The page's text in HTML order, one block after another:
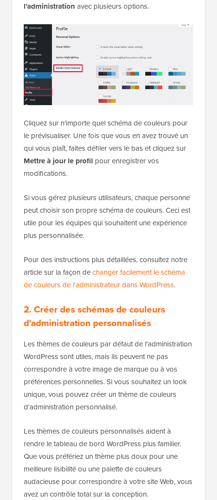
l'administration avec plusieurs options.
Cliquez sur n'importe quel schéma de couleurs pour
le prévisualiser. Une fois que vous en avez trouvé un
qui vous plaît, faites défiler vers le bas et cliquez sur
Mettre à jour le profil pour enregistrer vos
modifications.
Si vous gérez plusieurs utilisateurs, chaque personne
peut choisir son propre schéma de couleurs. Ceci est
utile pour les équipes qui souhaitent une expérience
plus personnalisée.
Pour des instructions plus détaillées, consultez notre
article sur la façon dechanger facilement le schéma
de couleurs de l'administrateur dans WordPress.
2. Créer des schémas de couleurs
d'administration personnalisés
Les thèmes de couleurs par défaut de l'administration
WordPress sont utiles, mais ils peuvent ne pas
correspondre à votre image de marque ou à vos
préférences personnelles. Si vous souhaitez un look
unique, vous pouvez créer un thème de couleurs
d'administration personnalisé.
Les thèmes de couleurs personnalisés aident à
rendre le tableau de bord WordPress plus familier.
Que vous préfériez un thème plus doux pour une
meilleure lisibilité ou une palette de couleurs
audacieuse pour correspondre à votre site Web, vous
avez un contrôle total sur la conception.